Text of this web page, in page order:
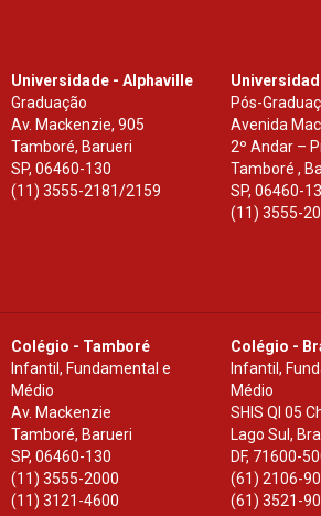
Universidade - Alphaville
Graduação
Av. Mackenzie, 905
Tamboré, Barueri
SP,06460-130
(11) 3555-2181/2159
Pós-
Avenida
2º Andar –
Tamboré ,
SP, 06460-
(11) 3555-
Colégio - Tamboré
Infantil, Fundamental e
Médio
Av. Mackenzie
Tamboré, Barueri
SP,06460-130
(11) 3555-2000
(11) 3121-4600
Colégio -
Infantil,
Médio
SHIS Ql 05
Lago Sul,
DF, 71600-
(61) 2106-
(61) 3521-